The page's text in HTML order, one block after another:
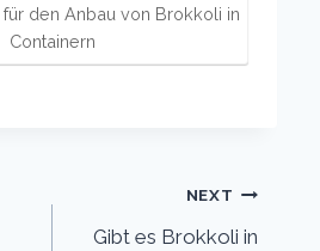
den Anbau von Brokkoli in
Containern
NEXT
Gibt es Brokkoli in